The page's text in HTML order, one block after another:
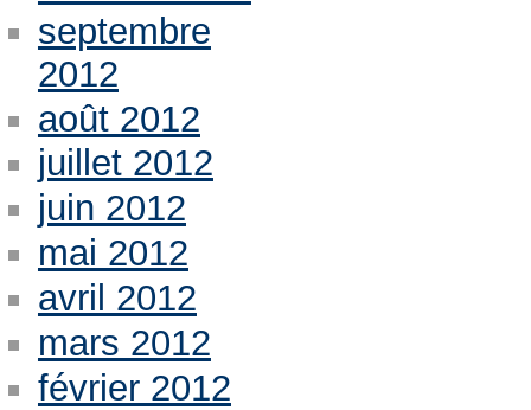
septembre
2012
août 2012
juillet 2012
juin 2012
mai 2012
avril 2012
mars 2012
février 2012